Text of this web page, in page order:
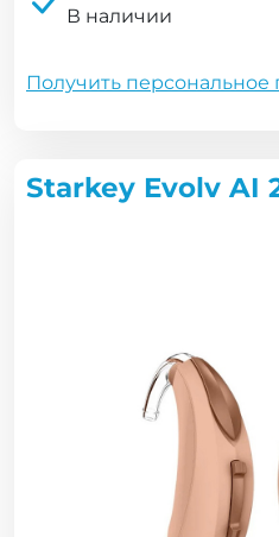
В наличии
Получить
Starkey Evolv AI